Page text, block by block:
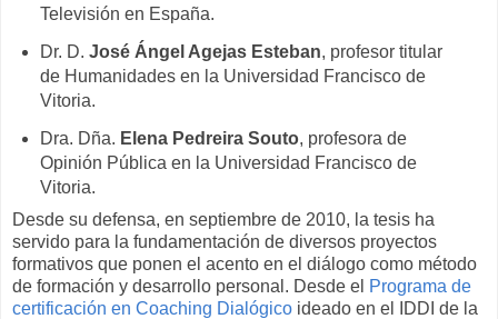
Televisión en España.
Dr. D. José Ángel Agejas Esteban, profesor titular
de Humanidades en la Universidad Francisco de
Vitoria.
Dra. Dña. Elena Pedreira Souto, profesora de
Opinión Pública en la Universidad Francisco de
Vitoria.
Desde su defensa, en septiembre de 2010, la tesis ha
servido para la fundamentación de diversos proyectos
formativos que ponen el acento en el diálogo como método
de formación y desarrollo personal. Desde el Programa de
certificación en Coaching Dialógico ideado en el IDDI de la